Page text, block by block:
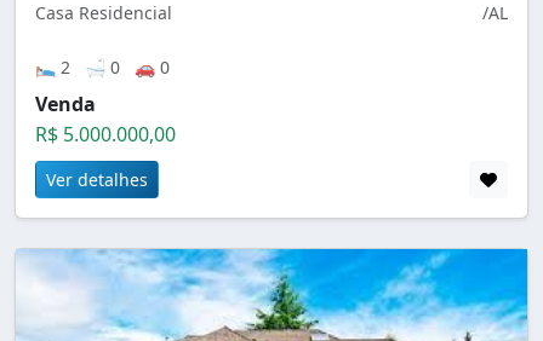
Casa Residencial /AL
🛌 2 🛁 0 🚗 0
Venda
R$ 5.000.000,00
Ver detalhes